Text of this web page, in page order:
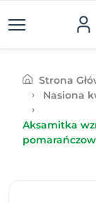
Strona
Nasiona
Aksamitka